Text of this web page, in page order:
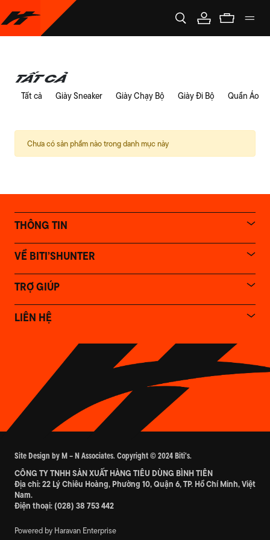
Tất cả
Tất cả Giày Sneaker Giày Chạy Bộ Giày Đi Bộ Quần Áo
Chưa có sản phẩm nào trong danh mục này
THÔNG TIN
VỀ BITI’SHUNTER
TRỢ GIÚP
LIÊN HỆ
Site Design by M – N Associates. Copyright © 2024 Biti's.
CÔNG TY TNHH SẢN XUẤT HÀNG TIÊU DÙNG BÌNH TIÊN
Địa chỉ: 22 Lý Chiêu Hoàng, Phường 10, Quận 6, TP. Hồ Chí Minh, Việt
Nam.
Điện thoại:(028) 38 753 442
Powered by Haravan Enterprise